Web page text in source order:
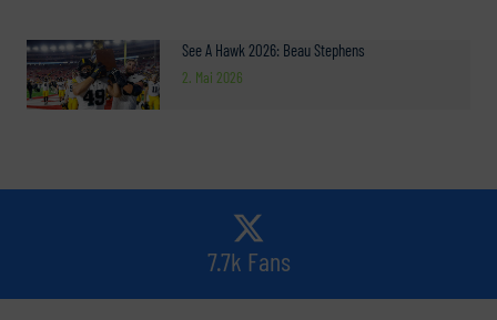
See A Hawk 2026: Beau Stephens
2. Mai 2026
7.7k Fans